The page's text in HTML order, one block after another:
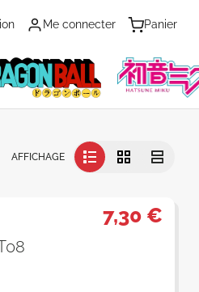
Me connecter Panier
AFFICHAGE
7,30 €